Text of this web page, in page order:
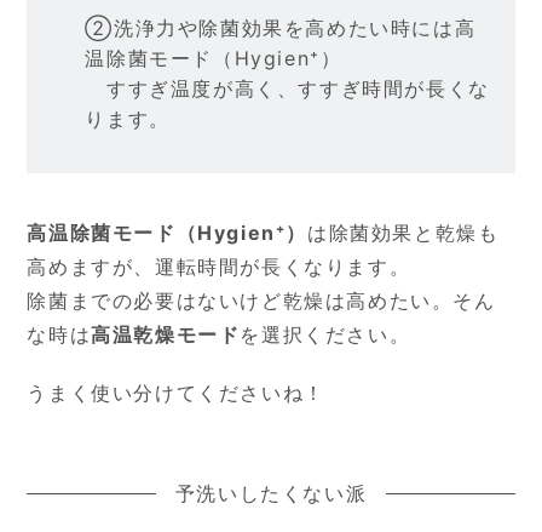
②洗浄力や除菌効果を高めたい時には高
温除菌モード（Hygien⁺）
すすぎ温度が高く、すすぎ時間が長くな
ります。
高温除菌モード（Hygien⁺） は除菌効果と乾燥も
高めますが、運転時間が長くなります。
除菌までの必要はないけど乾燥は高めたい。そん
な時は高温乾燥モード を選択ください。
うまく使い分けてくださいね！
予洗いしたくない派